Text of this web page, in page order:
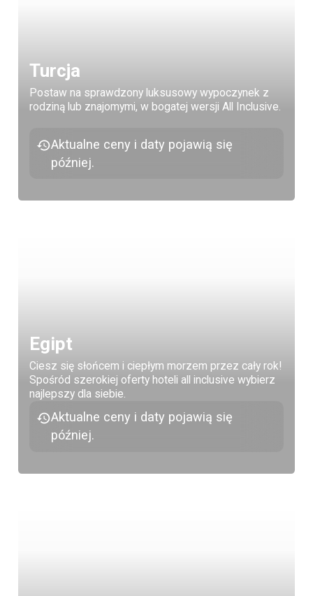
Turcja
Postaw na sprawdzony luksusowy wypoczynek z
rodziną lub znajomymi, w bogatej wersji All Inclusive.
Aktualne ceny i daty pojawią się
później.
Egipt
Ciesz się słońcem i ciepłym morzem przez cały rok!
Spośród szerokiej oferty hoteli all inclusive wybierz
najlepszy dla siebie.
Aktualne ceny i daty pojawią się
później.